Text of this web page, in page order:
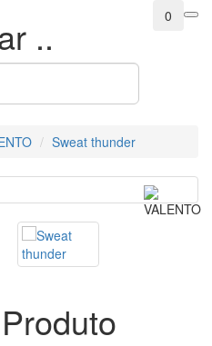
0
..
Sweat thunder